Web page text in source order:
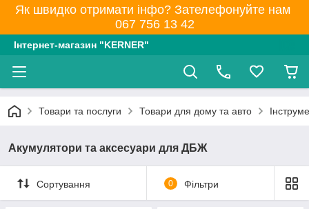
Як швидко отримати інфо? Зателефонуйте нам
067 756 13 42
Інтернет-магазин "KERNER"
Товари та послуги Товари для дому та авто
Акумулятори та аксесуари для ДБЖ
Сортування 0 Фільтри